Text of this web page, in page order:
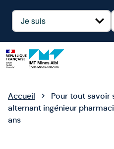
Profil
Accueil
Pour tout savoir
alternant ingénieur
ans